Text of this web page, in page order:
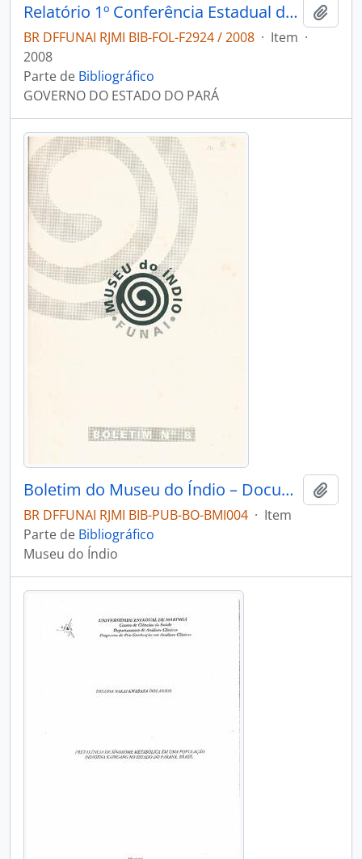
Relatório 1º Conferência Estadual dos Povos Indígenas: 7-9 de agosto de 2008.
BR DFFUNAI RJMI BIB-FOL-F2924 / 2008 · Item ·
2008
Parte de Bibliográfico
GOVERNO DO ESTADO DO PARÁ
Boletim do Museu do Índio – Documentação – Nº 8
BR DFFUNAI RJMI BIB-PUB-BO-BMI004 · Item
Parte de Bibliográfico
Museu do Índio